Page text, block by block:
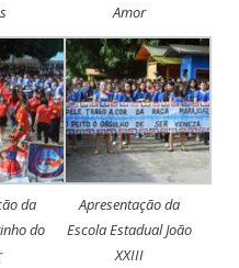
Amor
da
do
Apresentação da
Escola Estadual João
XXIII